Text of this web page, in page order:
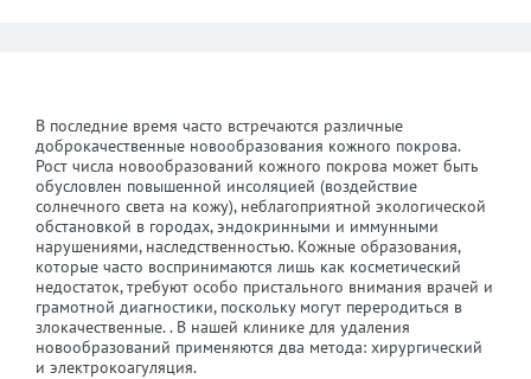
В последние время часто встречаются различные
доброкачественные новообразования кожного покрова.
Рост числа новообразований кожного покрова может быть
обусловлен повышенной инсоляцией (воздействие
солнечного света на кожу), неблагоприятной экологической
обстановкой в городах, эндокринными и иммунными
нарушениями, наследственностью. Кожные образования,
которые часто воспринимаются лишь как косметический
недостаток, требуют особо пристального внимания врачей и
грамотной диагностики, поскольку могут переродиться в
злокачественные. . В нашей клинике для удаления
новообразований применяются два метода: хирургический
и электрокоагуляция.